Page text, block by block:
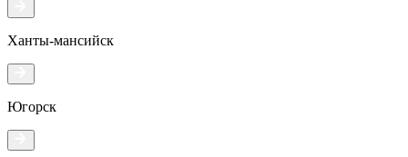
Ханты-мансийск
Югорск